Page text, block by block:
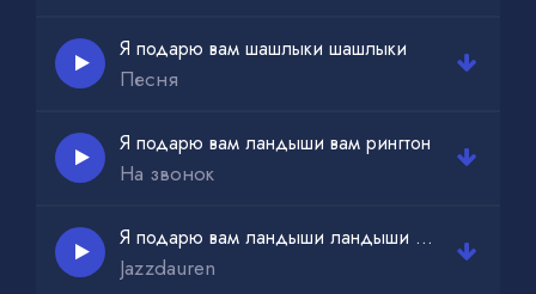
Я подарю вам шашлыки шашлыки
Песня
Я подарю вам ландыши вам рингтон
На звонок
Я подарю вам ландыши ландыши от души
Jazzdauren